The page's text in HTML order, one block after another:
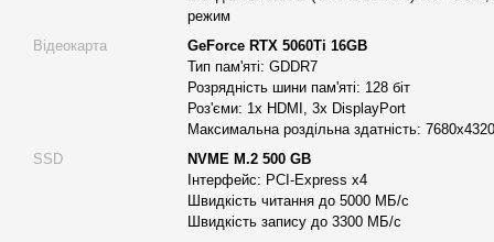
Візуалізація та 3D моделювання.
Рендер 4К, 8К (Corona, V-Ray, Blender).
Реалістичний 3D анімації.
Для роботи з 3D Max.
Комп'ютери для відеомонтажу 4К.
Чому варто вибрати робочу станцію Alfa Server?
режим
Відеокарта
GeForce RTX 5060Ti 16GB
Тип пам'яті: GDDR7
Розрядність шини пам'яті: 128 біт
Роз'єми: 1х HDMI, 3х DisplayPort
Максимальна роздільна здатність: 7680x4320
SSD
NVME M.2 500 GB
Інтерфейс: PCI-Express x4
Швидкість читання до 5000 МБ/с
Швидкість запису до 3300 МБ/с